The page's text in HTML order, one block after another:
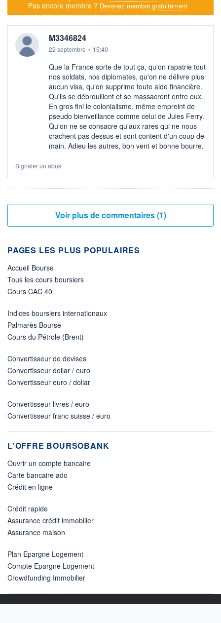
Pas encore membre ? Devenez membre gratuitement
M3346824
22 septembre • 15:40
Que la France sorte de tout ça, qu'on rapatrie tout
nos soldats, nos diplomates, qu'on ne délivre plus
aucun visa, qu'on supprime toute aide financière.
Qu'ils se débrouillent et se massacrent entre eux.
En gros fini le colonialisme, même empreint de
pseudo bienveillance comme celui de Jules Ferry.
Qu'on ne se consacre qu'aux rares qui ne nous
crachent pas dessus et sont content d'un coup de
main. Adieu les autres, bon vent et bonne bourre.
Signaler un abus
Voir plus de commentaires (1)
PAGES LES PLUS POPULAIRES
Accueil Bourse
Tous les cours boursiers
Cours CAC 40
Indices boursiers internationaux
Palmarès Bourse
Cours du Pétrole (Brent)
Convertisseur de devises
Convertisseur dollar / euro
Convertisseur euro / dollar
Convertisseur livres / euro
Convertisseur franc suisse / euro
L'OFFRE BOURSOBANK
Ouvrir un compte bancaire
Carte bancaire ado
Crédit en ligne
Crédit rapide
Assurance crédit immobilier
Assurance maison
Plan Epargne Logement
Compte Epargne Logement
Crowdfunding Immobilier